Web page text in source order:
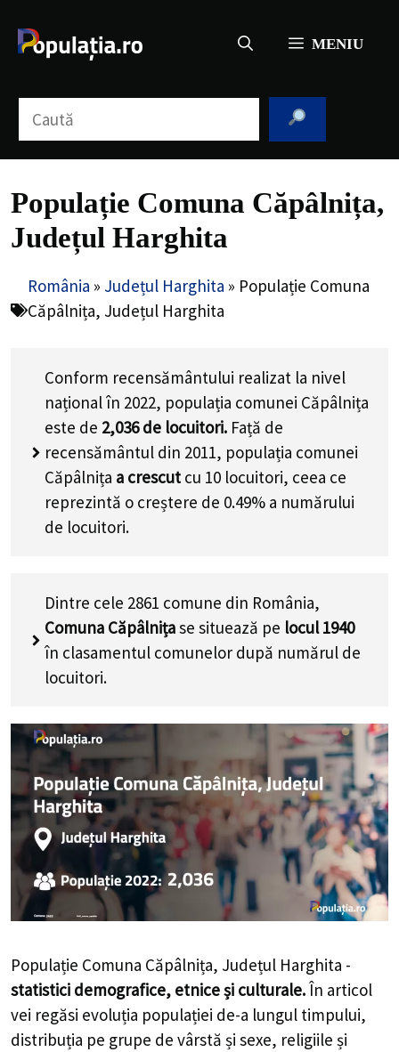
conținut
MENIU
Populație Comuna Căpâlnița,
Județul Harghita
România » Județul Harghita » Populație Comuna
Căpâlnița, Județul Harghita
Conform recensământului realizat la nivel
național în 2022, populația comunei Căpâlnița
este de 2,036de locuitori. Față de
recensământul din 2011, populația comunei
Căpâlnița a crescut cu 10 locuitori, ceea ce
reprezintă o creștere de 0.49% a numărului
de locuitori.
Dintre cele 2861 comune din România,
Comuna Căpâlnițase situează pe locul 1940
în clasamentul comunelor după numărul de
locuitori.
Populație Comuna Căpâlnița, Județul Harghita -
statistici demografice, etnice și culturale.În articol
vei regăsi evoluția populației de-a lungul timpului,
distribuția pe grupe de vârstă și sexe, religiile și